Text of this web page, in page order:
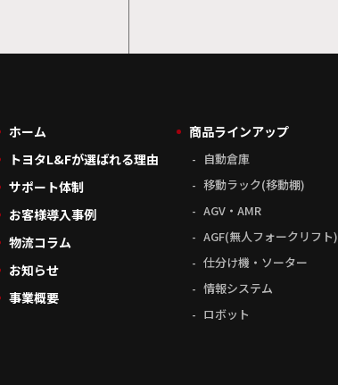
ホーム
トヨタL&Fが選ばれる理由
サポート体制
お客様導入事例
物流コラム
お知らせ
事業概要
商品ラインアップ
自動倉庫
移動ラック(移動棚)
AGV・AMR
AGF(無人フォークリフト)
仕分け機・ソーター
情報システム
ロボット